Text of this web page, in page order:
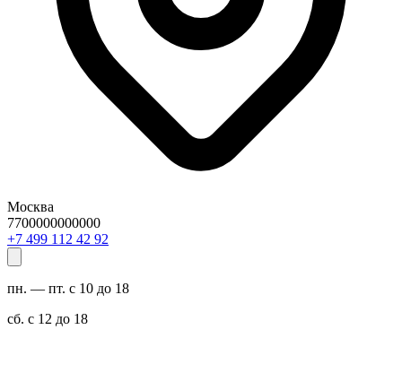
Москва
7700000000000
29 24 211 994 7+
пн. — пт. с 10 до 18
сб. с 12 до 18